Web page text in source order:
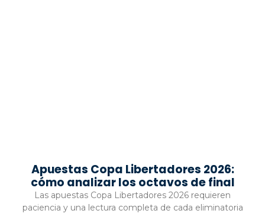
Apuestas Copa Libertadores 2026:
cómo analizar los octavos de final
Las apuestas Copa Libertadores 2026 requieren
paciencia y una lectura completa de cada eliminatoria